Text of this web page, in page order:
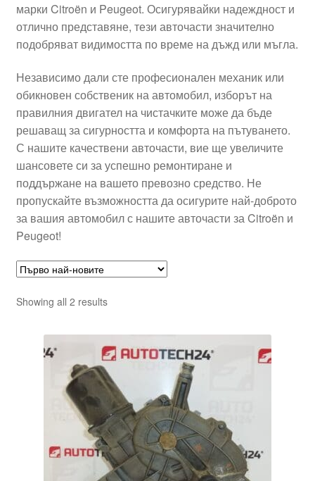
Процедура за рекламации
Разгледайте
Транспорт
марки Citroën и Peugeot. Осигурявайки надеждност и
отлично представяне, тези авточасти значително
подобряват видимостта по време на дъжд или мъгла.
Независимо дали сте професионален механик или
обикновен собственик на автомобил, изборът на
правилния двигател на чистачките може да бъде
решаващ за сигурността и комфорта на пътуването.
С нашите качествени авточасти, вие ще увеличите
шансовете си за успешно ремонтиране и
поддържане на вашето превозно средство. Не
пропускайте възможността да осигурите най-доброто
за вашия автомобил с нашите авточасти за Citroën и
Peugeot!
Showing all 2 resultsSorted
latest